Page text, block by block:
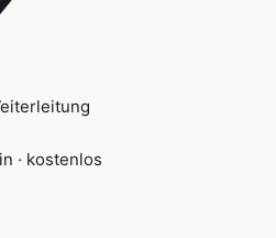
· kostenlos